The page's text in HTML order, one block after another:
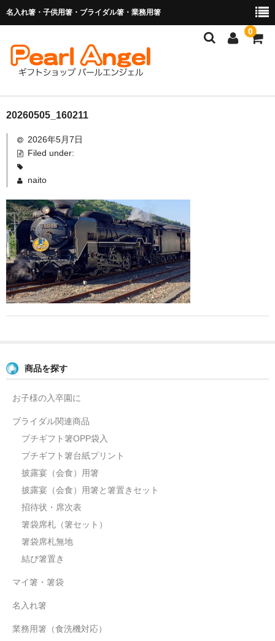
名入れ箸・子供用箸・ブライダル箸・業務用箸
0
商品を探す
お子様の入卒園に
業務用箸（食洗機対応）
マイ箸・箸袋
ご利用ガイド
よくあるご質問
20260505_160211
2026年5月7日
Filed under:
naito
商品を探す
お子様の入卒園に
ブライダル関連商品
プチギフト箸OPP袋入
プチギフト箸台紙プリント
披露宴（会食）用箸
披露宴（会食）用箸と箸置きセット
招待状・席次表
箸袋席札（箸セット）
箸袋席札無地
結び箸置き
マイ箸・箸袋
名入れ箸
業務用箸（食洗機対応）